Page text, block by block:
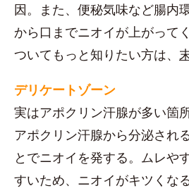
因。また、便秘気味など腸内
から口までニオイが上がって
ついてもっと知りたい方は、
デリケートゾーン
実はアポクリン汗腺が多い箇
アポクリン汗腺から分泌され
とでニオイを発する。ムレや
すいため、ニオイがキツくな